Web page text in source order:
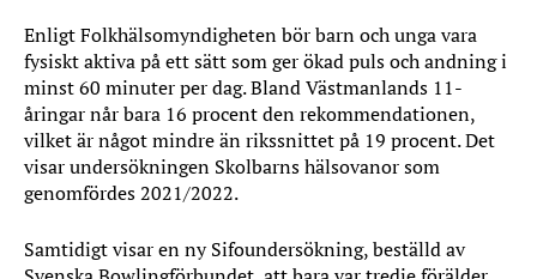
Enligt Folkhälsomyndigheten bör barn och unga vara
fysiskt aktiva på ett sätt som ger ökad puls och andning i
minst 60 minuter per dag. Bland Västmanlands 11-
åringar når bara 16 procent den rekommendationen,
vilket är något mindre än rikssnittet på 19 procent. Det
visar undersökningen Skolbarns hälsovanor som
genomfördes 2021/2022.
Samtidigt visar en ny Sifoundersökning, beställd av